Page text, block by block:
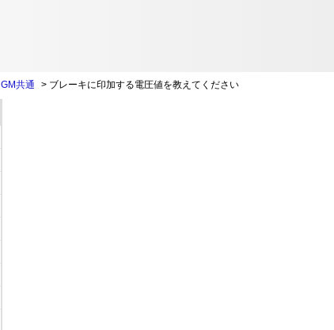
GM共通 > ブレーキに印加する電圧値を教えてください